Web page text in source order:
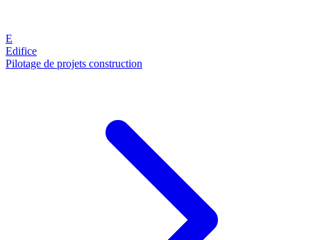
E
Edifice
Pilotage de projets construction